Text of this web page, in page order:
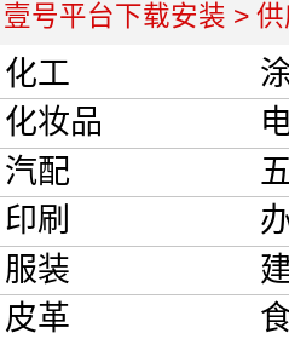
壹号平台下载安装 >
化工
化妆品
汽配
印刷
服装
皮革